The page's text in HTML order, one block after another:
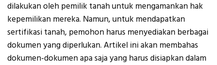
dilakukan oleh pemilik tanah untuk mengamankan hak
kepemilikan mereka. Namun, untuk mendapatkan
sertifikasi tanah, pemohon harus menyediakan berbagai
dokumen yang diperlukan. Artikel ini akan membahas
dokumen-dokumen apa saja yang harus disiapkan dalam